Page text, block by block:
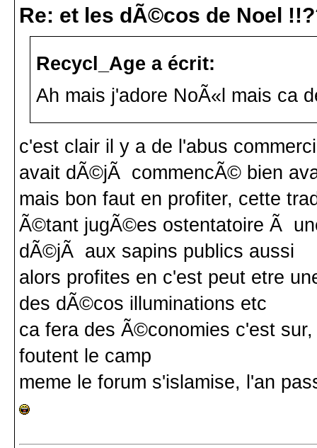
Re: et les dÃ©cos de Noel
Recycl_Age a écrit:
Ah mais j'adore NoÃ«l mais ca
c'est clair il y a de l'abus
avait dÃ©jÃ commencÃ© bien
mais bon faut en profiter, cette
Ã©tant jugÃ©es ostentatoire Ã
dÃ©jÃ aux sapins publics aussi
alors profites en c'est peut etre
des dÃ©cos illuminations etc
ca fera des Ã©conomies c'est
foutent le camp
meme le forum s'islamise, l'an